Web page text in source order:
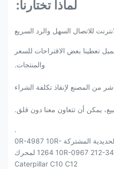
لماذا تختارنا:
تعطينا بعض الاقتراحات للسعر
والمنتجات.
.